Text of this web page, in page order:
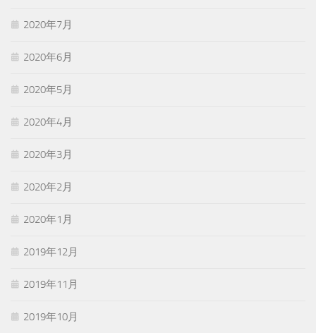
2020年7月
2020年6月
2020年5月
2020年4月
2020年3月
2020年2月
2020年1月
2019年12月
2019年11月
2019年10月